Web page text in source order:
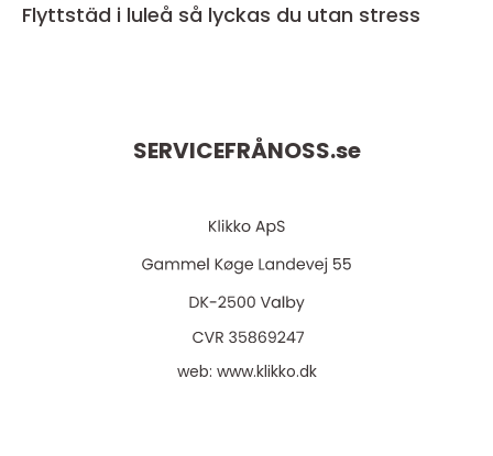
Flyttstäd i luleå så lyckas du utan stress
SERVICEFRÅNOSS.se
web: www.klikko.dk